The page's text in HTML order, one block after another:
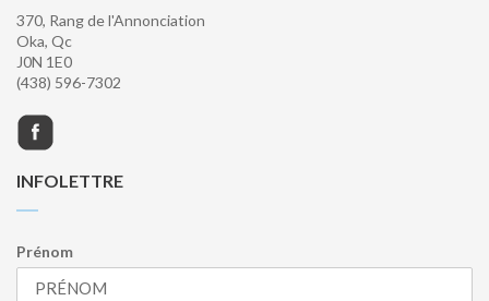
370, Rang de l'Annonciation
Oka, Qc
J0N 1E0
(438) 596-7302
INFOLETTRE
Prénom